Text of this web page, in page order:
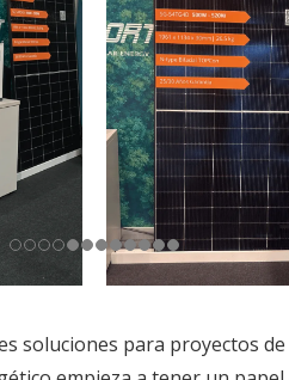
para proyectos